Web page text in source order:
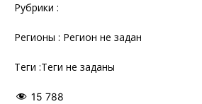
Рубрики :
Регионы : Регион не задан
Теги :Теги не заданы
15 788